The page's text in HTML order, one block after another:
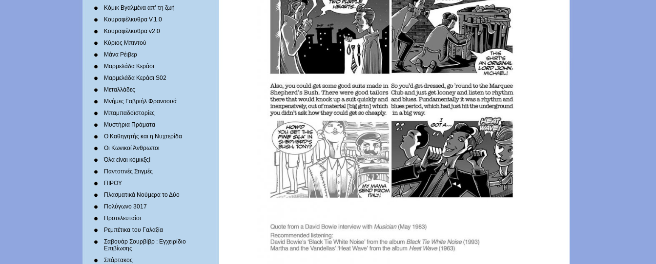
Κόμικ Βγαλμένα απ’ τη ζωή
Κουραφέλκυθρα V.1.0
Κουραφέλκυθρα v2.0
Κύριος Μπιντού
Μάνα Ρέιβερ
Μαρμελάδα Κεράσι
Μαρμελάδα Κεράσι S02
Μεταλλάδες
Mνήμες Γαβριήλ Φρανσουά
Μπαμπαδοϊστορίες
Μυστήρια Πράματα
Ο Καθηγητής και η Νυχτερίδα
Οι Κωνικοί Άνθρωποι
Όλα είναι κόμικξς!
Παντοτινές Στιγμές
ΠΙΡΟΥ
Πλασματικά Νούμερα το Δύο
Πολύγωνο 3017
Προτελευταίοι
Ρεμπέτικα του Γαλαξία
Σαβουάρ Σουρβίβρ : Εγχειρίδιο
Επιβίωσης
Σπάρτακος